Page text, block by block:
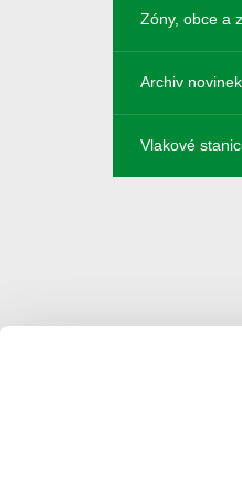
Zóny, obce a
Archiv novinek
Vlakové